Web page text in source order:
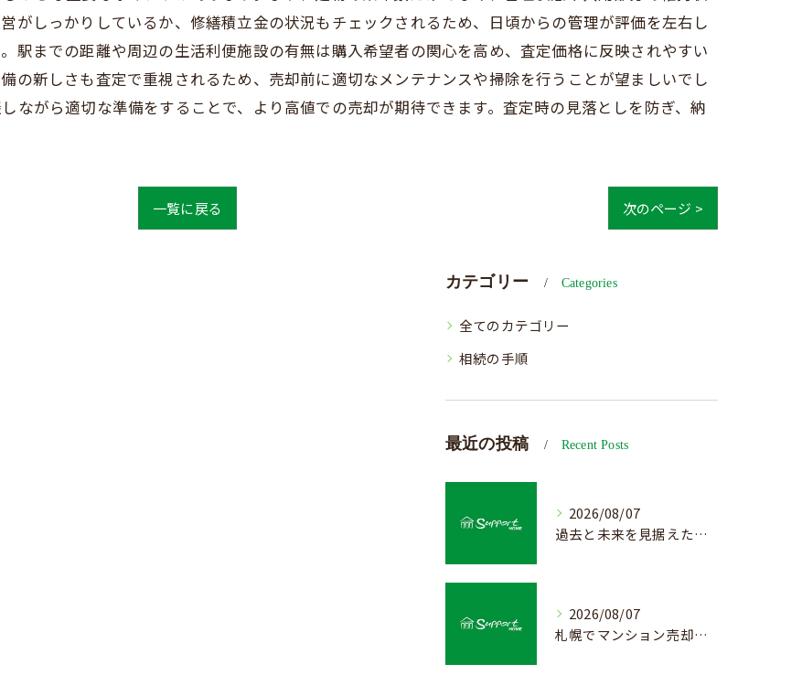
がしっかりしているか、修繕積立金の状況もチェックされるため、日頃からの管理が評価を左右し
駅までの距離や周辺の生活利便施設の有無は購入希望者の関心を高め、査定価格に反映されやすい
の新しさも査定で重視されるため、売却前に適切なメンテナンスや掃除を行うことが望ましいでし
ながら適切な準備をすることで、より高値での売却が期待できます。査定時の見落としを防ぎ、納
一覧に戻る 次のページ >
カテゴリー Categories
全てのカテゴリー
相続の手順
最近の投稿 Recent Posts
2026/08/07
過去と未来を見据えた戸建て売却の秘訣
2026/08/07
札幌でマンション売却を成功させる査定と価格の見極め方